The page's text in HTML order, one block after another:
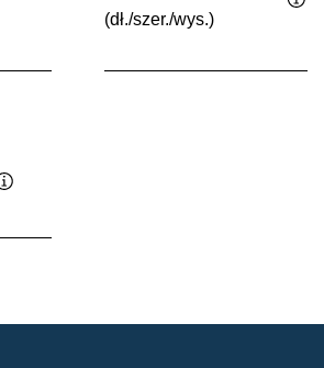
(dł./szer./wys.)